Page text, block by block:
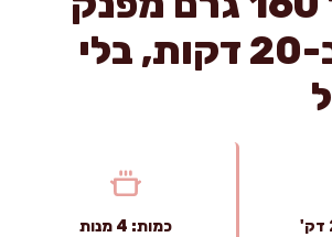
במחבת ב-20 דקות, בלי
כמות: 4 מנות